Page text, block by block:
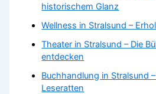
historischem Glanz
Wellness in Stralsund –
Theater in Stralsund – Die
entdecken
Buchhandlung in Stralsund
Leseratten